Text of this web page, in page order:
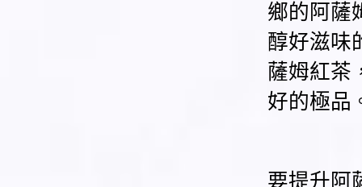
鄉的阿薩
醇好滋味
薩姆紅茶
好的極品
要提升阿